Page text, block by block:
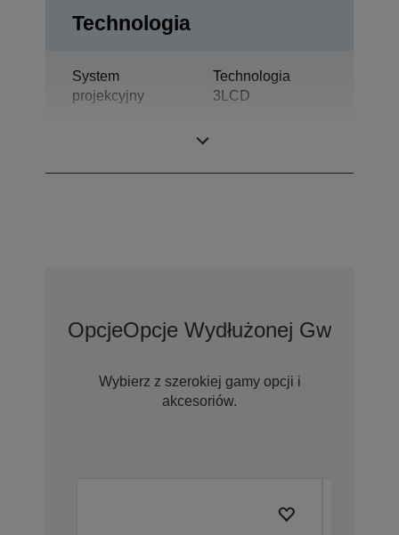
Technologia
System
projekcyjny
Technologia
3LCD
OpcjeOpcje Wydłużonej
Wybierz z szerokiej gamy opcji i
akcesoriów.